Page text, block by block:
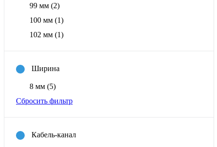
99 мм (2)
100 мм (1)
102 мм (1)
Ширина
8 мм (5)
Сбросить фильтр
Кабель-канал